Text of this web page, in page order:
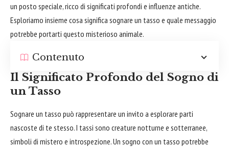
un posto speciale, ricco di significati profondi e influenze antiche.
Esploriamo insieme cosa significa sognare un tasso e quale messaggio
potrebbe portarti questo misterioso animale.
Contenuto
Il Significato Profondo del Sogno di
un Tasso
Sognare un tasso può rappresentare un invito a esplorare parti
nascoste di te stesso. I tassi sono creature notturne e sotterranee,
simboli di mistero e introspezione. Un sogno con un tasso potrebbe